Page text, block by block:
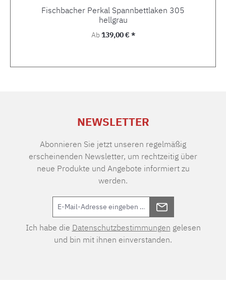
Fischbacher Perkal Spannbettlaken 305
hellgrau
Regulärer Preis:
Ab139,00 € *
NEWSLETTER
Abonnieren Sie jetzt unseren regelmäßig
erscheinenden Newsletter, um rechtzeitig über
neue Produkte und Angebote informiert zu
werden.
Ich habe die Datenschutzbestimmungen gelesen
und bin mit ihnen einverstanden.